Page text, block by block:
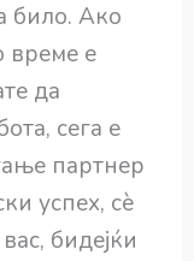
било. Ако
време е
да
сега е
партнер
успех, сè
бидејќи